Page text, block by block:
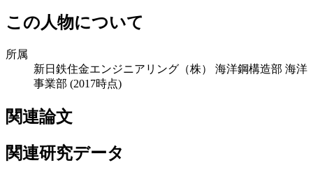
この人物について
所属
新日鉄住金エンジニアリング（株） 海洋鋼構造部 海洋
事業部 (2017時点)
関連論文
関連研究データ